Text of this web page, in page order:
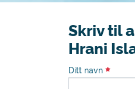
Skriv til
Hrani
Ditt navn